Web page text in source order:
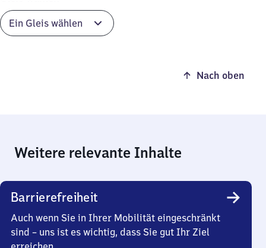
Nach oben
Weitere relevante Inhalte
Barrierefreiheit
Auch wenn Sie in Ihrer Mobilität eingeschränkt
sind – uns ist es wichtig, dass Sie gut Ihr Ziel